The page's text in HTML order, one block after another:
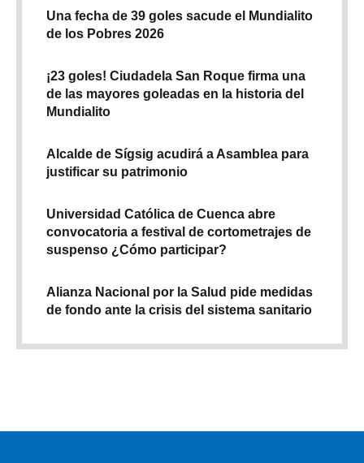
Una fecha de 39 goles sacude el Mundialito
de los Pobres 2026
¡23 goles! Ciudadela San Roque firma una
de las mayores goleadas en la historia del
Mundialito
Alcalde de Sígsig acudirá a Asamblea para
justificar su patrimonio
Universidad Católica de Cuenca abre
convocatoria a festival de cortometrajes de
suspenso ¿Cómo participar?
Alianza Nacional por la Salud pide medidas
de fondo ante la crisis del sistema sanitario